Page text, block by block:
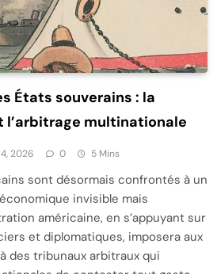
États souverains : la
l’arbitrage multinationale
2026 0 5 Mins
sont désormais confrontés à un
invisible mais
américaine, en s’appuyant sur
et diplomatiques, imposera aux
des tribunaux arbitraux qui